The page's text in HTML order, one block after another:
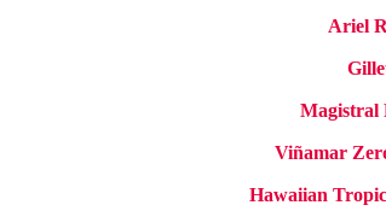
Ariel
Magistral
Viñamar
Hawaiian